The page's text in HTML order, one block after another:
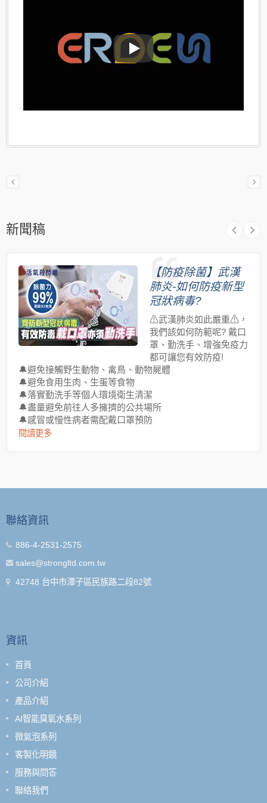
ERDEN
新聞稿
【防疫除菌】武漢
肺炎-如何防疫新型
冠狀病毒?
⚠武漢肺炎如此嚴重⚠，
我們該如何防範呢? 戴口
罩、勤洗手、增強免疫力
都可讓您有效防疫!
🔔避免接觸野生動物、禽鳥、動物屍體
🔔避免食用生肉、生蛋等食物
🔔落實勤洗手等個人環境衛生清潔
🔔盡量避免前往人多擁擠的公共場所
🔔感冒或慢性病者需配戴口罩預防
閱讀更多
聯絡資訊
886-4-2531-2575
sales@strongltd.com.tw
42748 台中市潭子區民族路二段82號
資訊
首頁
公司介紹
產品介紹
AI智能臭氧水系列
微氣泡系列
客製化明鏡
服務與問答
聯絡我們